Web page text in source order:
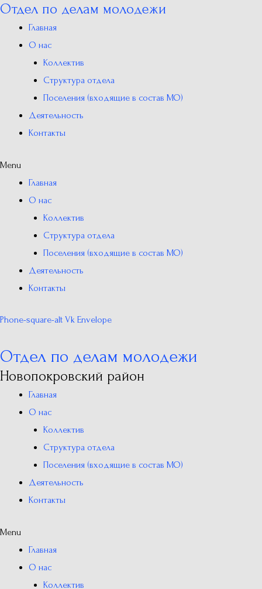
Перейти
содержимому
Отдел по делам молодежи
Главная
О нас
Коллектив
Структура отдела
Поселения (входящие в состав МО)
Деятельность
Контакты
Menu
Главная
О нас
Коллектив
Структура отдела
Поселения (входящие в состав МО)
Деятельность
Контакты
Phone-square-alt Vk Envelope
Отдел по делам молодежи
Новопокровский район
Главная
О нас
Коллектив
Структура отдела
Поселения (входящие в состав МО)
Деятельность
Контакты
Menu
Главная
О нас
Коллектив